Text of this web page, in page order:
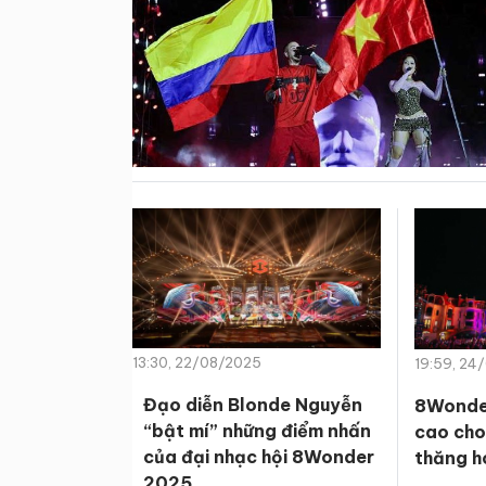
13:30, 22/08/2025
Đạo diễn Blonde Nguyễn
“bật mí” những điểm nhấn
của đại nhạc hội 8Wonder
19:59,
cao
thăng